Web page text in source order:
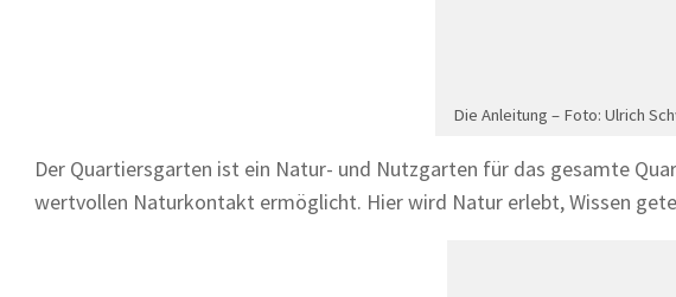
Die Anleitung – Foto: Ulrich
Der Quartiersgarten ist ein Natur- und Nutzgarten für das gesamte
wertvollen Naturkontakt ermöglicht. Hier wird Natur erlebt, Wissen